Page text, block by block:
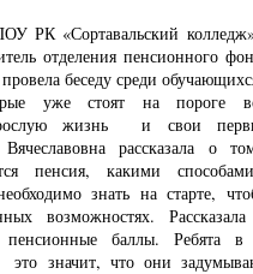
РК «Сортавальский
отделения пенсионного
беседу среди
уже стоят на пороге
жизнь и свои
рассказала о
пенсия, какими
знать на старте,
возможностях.
пенсионные баллы. Ребята в
значит, что они